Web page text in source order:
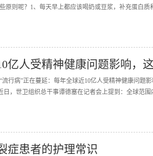
原则呢？1、每天早上都应该喝奶或豆浆，补充蛋白
亿人受精神健康问题影响，
流行病”正在蔓延：每年全球近10亿人受精神健康问题
日，世卫组织总干事谭德塞在记者会上提到：全球范
症患者的护理常识